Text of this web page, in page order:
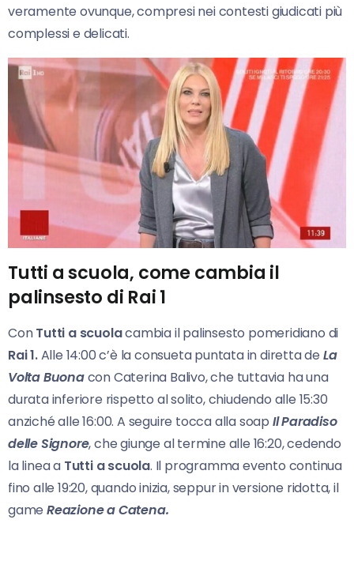
veramente ovunque, compresi nei contesti giudicati più
complessi e delicati.
Tutti a scuola, come cambia il
palinsesto di Rai 1
ConTutti a scuolacambia il palinsesto pomeridiano di
Rai 1.Alle 14:00 c’è la consueta puntata in diretta de La
Volta Buonacon Caterina Balivo, che tuttavia ha una
durata inferiore rispetto al solito, chiudendo alle 15:30
anziché alle 16:00. A seguire tocca alla soap Il Paradiso
delle Signore, che giunge al termine alle 16:20, cedendo
la linea a Tutti a scuola. Il programma evento continua
fino alle 19:20, quando inizia, seppur in versione ridotta, il
game Reazione aCatena.